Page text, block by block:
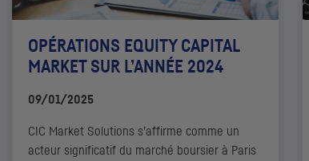
OPÉRATIONS EQUITY CAPITAL
MARKET SUR L’ANNÉE 2024
09/01/2025
CIC Market Solutions s’affirme comme un
acteur significatif du marché boursier à Paris